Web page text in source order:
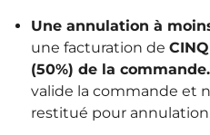
Une annulation à
une facturation de
(50%) de la commande.
valide la commande et
restitué pour